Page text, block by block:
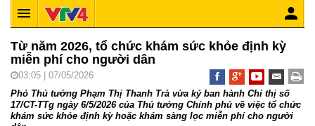
Từ năm 2026, tổ chức khám sức khỏe định kỳ
miễn phí cho người dân
03:05 | 07/05/2026
Phó Thủ tướng Phạm Thị Thanh Trà vừa ký ban hành Chỉ thị số
17/CT-TTg ngày 6/5/2026 của Thủ tướng Chính phủ về việc tổ chức
khám sức khỏe định kỳ hoặc khám sàng lọc miễn phí cho người